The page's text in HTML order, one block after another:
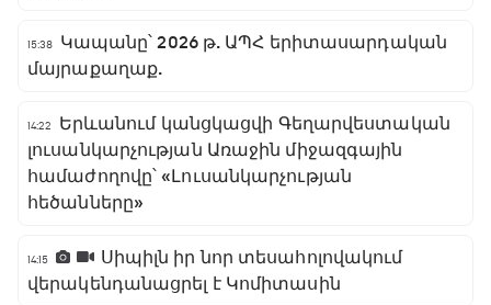
15:38
Կապանը՝ 2026 թ. ԱՊՀ երիտասարդական
մայրաքաղաք.
14:22
Երևանում կանցկացվի Գեղարվեստական
լուսանկարչության Առաջին միջազգային
համաժողովը՝ «Լուսանկարչության
հեծանները»
14:15
Սիպիլն իր նոր տեսահոլովակում
վերակենդանացրել է Կոմիտասին